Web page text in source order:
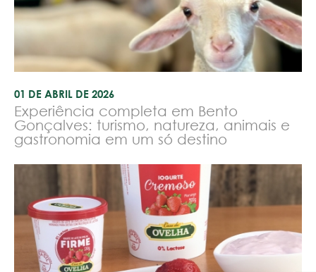
01 DE ABRIL DE 2026
Experiência completa em Bento
Gonçalves: turismo, natureza, animais e
gastronomia em um só destino